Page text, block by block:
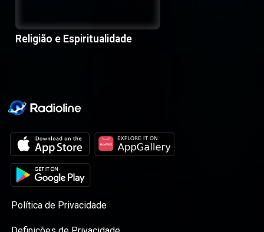
Religião e Espiritualidade
Política de Privacidade